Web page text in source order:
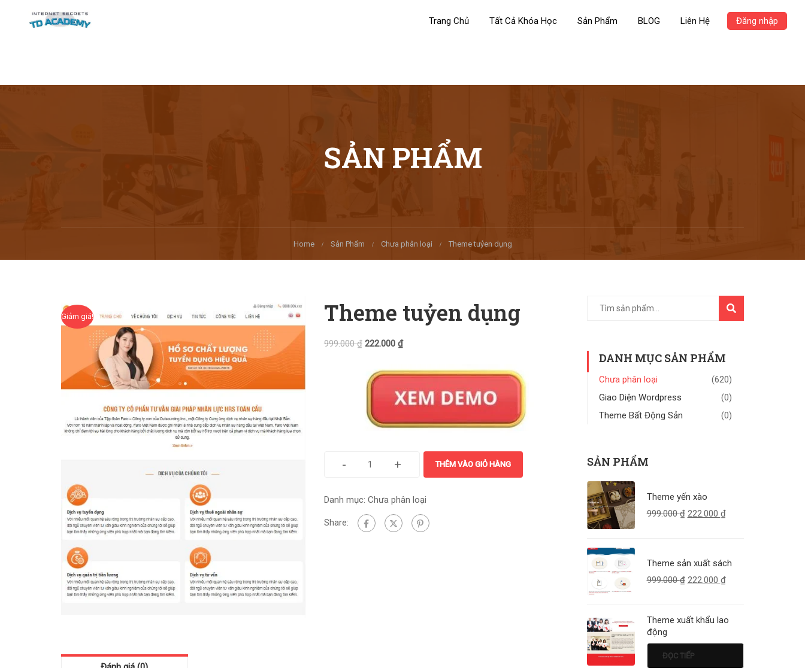
Trang Chủ Tất Cả Khóa Học Sản Phẩm BLOG Liên Hệ Đăng nhập
SẢN PHẨM
Home Sản Phẩm Chưa phân loại Theme tuỷen dụng
Giảm giá! Theme tuỷen dụng
999.000₫ 222.000 ₫
- + THÊM VÀO GIỎ HÀNG
Danh mục: Chưa phân loại
Share:
TÌM
KIẾM
DANH MỤC SẢN PHẨM
Chưa phân loại
(620)
Giao Diện Wordpress
(0)
Theme Bất Động Sản
(0)
SẢN PHẨM
Theme yến xào
999.000₫ 222.000 ₫
Theme sản xuất sách
999.000₫ 222.000 ₫
Theme xuất khẩu lao
động
ĐỌC TIẾP